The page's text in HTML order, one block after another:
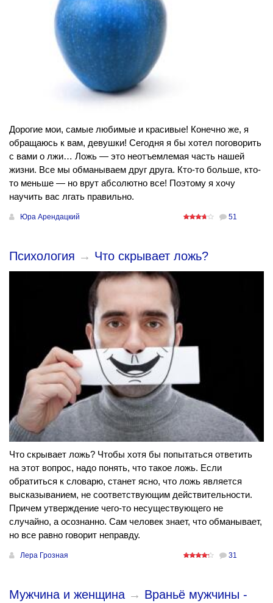
Дорогие мои, самые любимые и красивые! Конечно же, я
обращаюсь к вам, девушки! Сегодня я бы хотел поговорить
с вами о лжи… Ложь — это неотъемлемая часть нашей
жизни. Все мы обманываем друг друга. Кто-то больше, кто-
то меньше — но врут абсолютно все! Поэтому я хочу
научить вас лгать правильно.
Юра Арендацкий 51
Психология → Что скрывает ложь?
Что скрывает ложь? Чтобы хотя бы попытаться ответить
на этот вопрос, надо понять, что такое ложь. Если
обратиться к словарю, станет ясно, что ложь является
высказыванием, не соответствующим действительности.
Причем утверждение чего-то несуществующего не
случайно, а осознанно. Сам человек знает, что обманывает,
но все равно говорит неправду.
Лера Грозная 31
Мужчина и женщина → Враньё мужчины -